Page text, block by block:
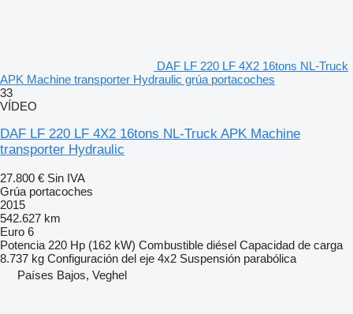
DAF LF 220 LF 4X2 16tons NL-Truck
APK Machine transporter Hydraulic grúa portacoches
33
VÍDEO
DAF LF 220 LF 4X2 16tons NL-Truck APK Machine
transporter Hydraulic
27.800 € Sin IVA
Grúa portacoches
2015
542.627 km
Euro 6
Potencia 220 Hp (162 kW) Combustible diésel Capacidad de carga
8.737 kg Configuración del eje 4x2 Suspensión parabólica
Países Bajos, Veghel